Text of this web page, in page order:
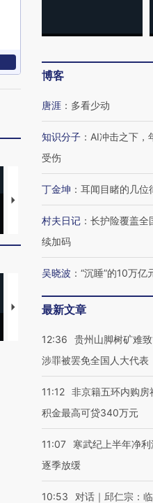
马航飞行员跨国走私7万
粒摇头丸 尿检体内含3种
度Z世
育部长
【推广】走进第四届链博
有意思
博客
唐涯 ： 多看少动
知识分子 ： AI冲击之下，
受伤
丁金坤 ： 耳闻目睹的几位
村夫日记 ： 长护险覆盖全
续加码
吴晓波 ： “沉睡”的10万亿
最新文章
12:36
贵州山脚树矿难
涉罪被罢免全国人大代表
11:12 非京籍五环内购
积金最高可贷340万元
11:07
寒武纪上半年净
逐季放缓
10:53
对话｜邱仁宗：